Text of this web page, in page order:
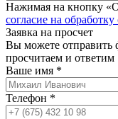
Нажимая на кнопку
согласие на
Заявка на просчет
Вы можете отправить
просчитаем и ответим
Ваше имя *
Телефон *